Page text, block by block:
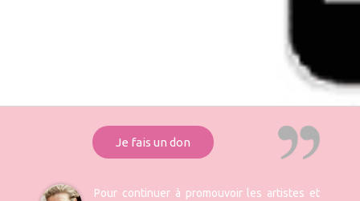
Je fais un don
Pour continuer à promouvoir les artistes et